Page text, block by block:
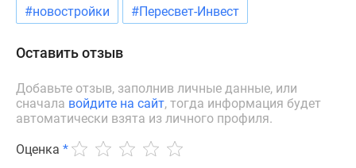
Реклама
сайте
Дзен
Машино-
места
Апартаменты
#новостройки #Пересвет-Инвест
Оставить отзыв
Добавьте отзыв, заполнив личные данные, или
сначала войдите на сайт, тогда информация будет
автоматически взята из личного профиля.
Оценка *